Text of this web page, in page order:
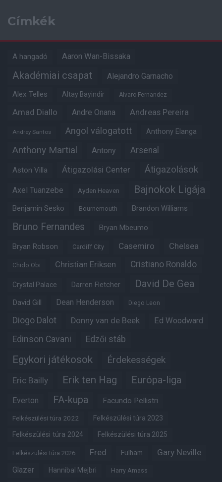
Címkék
A hangadó Aaron Wan-Bissaka
Akadémiai csapat Alejandro Garnacho
Alex Telles Altay Bayindir Alvaro Fernandez
Amad Diallo Andre Onana Andreas Pereira
Andrey Santos Angol válogatott Anthony Elanga
Anthony Martial Antony Arsenal
Aston Villa Átigazolási Center Átigazolások
Axel Tuanzebe Ayden Heaven Bajnokok Ligája
Benjamin Sesko Bournemouth Brandon Williams
Bruno Fernandes Bryan Mbeumo
Bryan Robson Cardiff City Casemiro Chelsea
Chido Obi Christian Eriksen Cristiano Ronaldo
Crystal Palace Darren Fletcher David De Gea
David Gill Dean Henderson Diego Leon
Diogo Dalot Donny van de Beek Ed Woodward
Edinson Cavani Edzői stáb
Egykori játékosok Érdekességek
Eric Bailly Erik ten Hag Európa-liga
Everton FA-kupa Facundo Pellistri
Felkészülési túra 2022 Felkészülési túra 2023
Felkészülési túra 2024 Felkészülési túra 2025
Felkészülési túra 2026 Fred Fulham Gary Neville
Glazer Hannibal Mejbri Harry Amass